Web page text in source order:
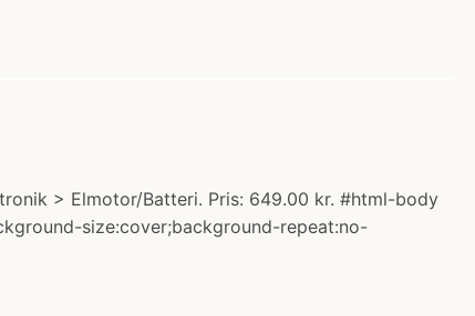
> Elmotor/Batteri. Pris: 649.00 kr. #html-body
size:cover;background-repeat:no-